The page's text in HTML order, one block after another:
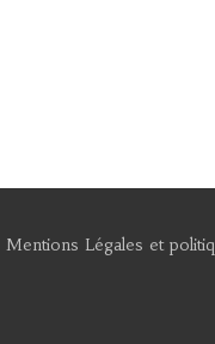
Mentions Légales et